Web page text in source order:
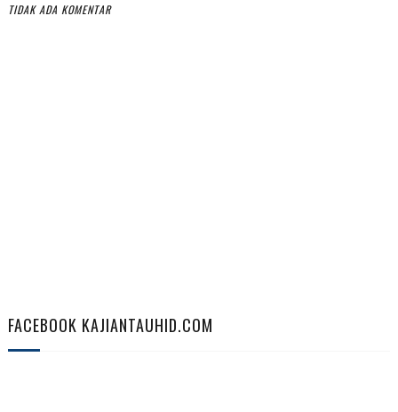
TIDAK ADA KOMENTAR
FACEBOOK KAJIANTAUHID.COM